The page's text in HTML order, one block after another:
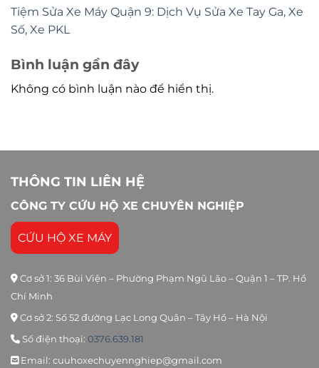
Tiệm Sửa Xe Máy Quận 9: Dịch Vụ Sửa Xe Tay Ga, Xe
Số, Xe PKL
Bình luận gần đây
Không có bình luận nào để hiển thị.
THÔNG TIN LIÊN HỆ
CÔNG TY CỨU HỘ XE CHUYÊN NGHIỆP
CỨU HỘ XE MÁY
Cơ sở 1: 36 Bùi Viện – Phường Phạm Ngũ Lão – Quận 1 – TP. Hồ
Chí Minh
Cơ sở 2: Số 52 đường Lạc Long Quân – Tây Hồ – Hà Nội
Số điện thoại: 0376.639.181
Email: cuuhoxechuyennghiep@gmail.com